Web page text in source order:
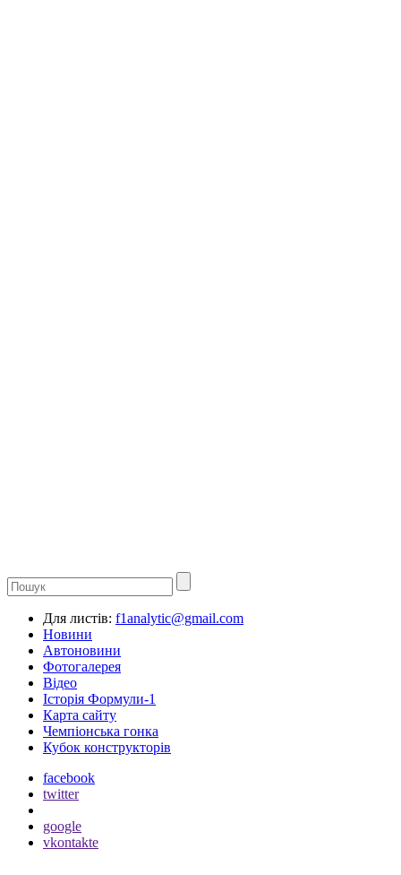
Для листів: f1analytic@gmail.com
Новини
Автоновини
Фотогалерея
Відео
Історія Формули-1
Карта сайту
Чемпіонська гонка
Кубок конструкторів
facebook
twitter
google
vkontakte